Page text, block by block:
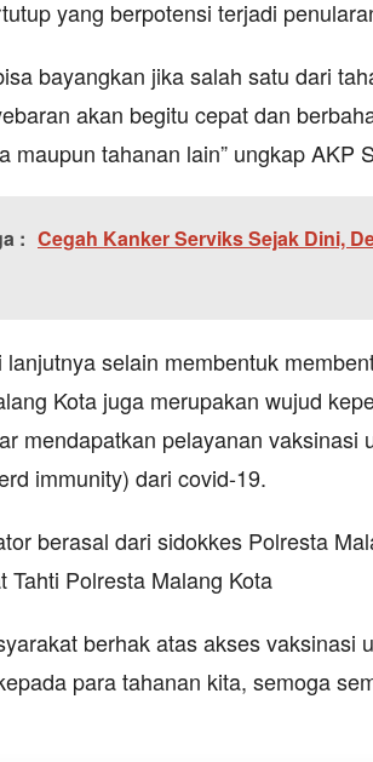
yang berpotensi terjadi
bayangkan jika salah satu dari
akan begitu cepat dan
maupun tahanan lain” ungkap AKP
: Cegah Kanker Serviks Sejak Dini,
lanjutnya selain membentuk
Kota juga merupakan wujud
mendapatkan pelayanan vaksinasi
immunity) dari covid-19.
berasal dari sidokkes Polresta
Tahti Polresta Malang Kota
berhak atas akses vaksinasi
para tahanan kita, semoga